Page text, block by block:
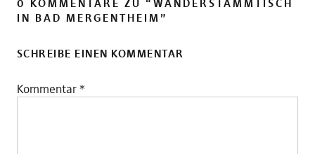
0 KOMMENTARE ZU “ WANDERSTAMMTISCH
IN BAD MERGENTHEIM ”
SCHREIBE EINEN KOMMENTAR
Kommentar *